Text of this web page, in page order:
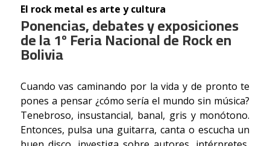
El rock metal es arte y cultura
Ponencias, debates y exposiciones
de la 1º Feria Nacional de Rock en
Bolivia
Cuando vas caminando por la vida y de pronto te
pones a pensar ¿cómo sería el mundo sin música?
Tenebroso, insustancial, banal, gris y monótono.
Entonces, pulsa una guitarra, canta o escucha un